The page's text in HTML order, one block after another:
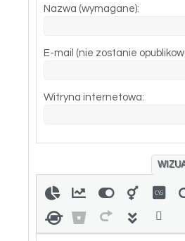
Nazwa (wymagane):
E-mail (nie zostanie
Witryna internetowa: